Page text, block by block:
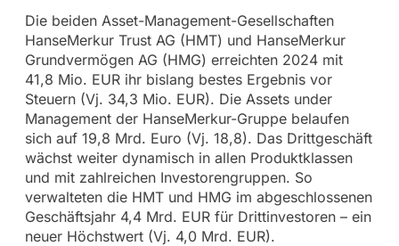
Die beiden Asset-Management-Gesellschaften
HanseMerkur Trust AG (HMT) und HanseMerkur
Grundvermögen AG (HMG) erreichten 2024 mit
41,8 Mio. EUR ihr bislang bestes Ergebnis vor
Steuern (Vj. 34,3 Mio. EUR). Die Assets under
Management der HanseMerkur-Gruppe belaufen
sich auf 19,8 Mrd. Euro (Vj. 18,8). Das Drittgeschäft
wächst weiter dynamisch in allen Produktklassen
und mit zahlreichen Investorengruppen. So
verwalteten die HMT und HMG im abgeschlossenen
Geschäftsjahr 4,4 Mrd. EUR für Drittinvestoren – ein
neuer Höchstwert (Vj. 4,0 Mrd. EUR).